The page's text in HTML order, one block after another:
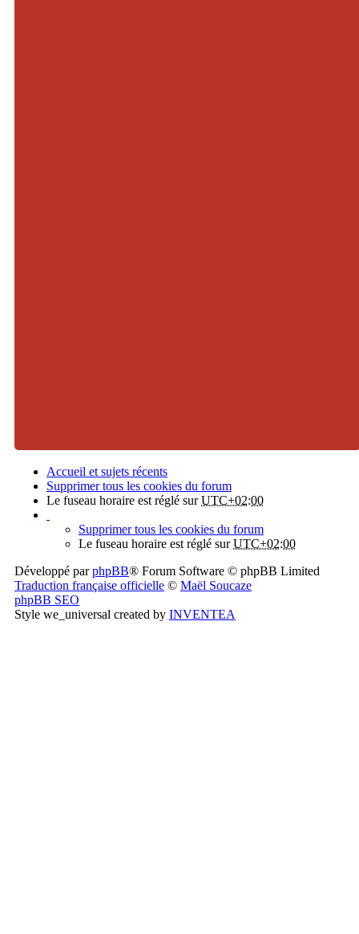
Accueil et sujets récents
Supprimer tous les cookies du forum
Le fuseau horaire est réglé surUTC+02:00
Supprimer tous les cookies du forum
Le fuseau horaire est réglé surUTC+02:00
Développé parphpBB® Forum Software © phpBB Limited
Traduction française officielle © Maël Soucaze
phpBB SEO
Style we_universal created by INVENTEA